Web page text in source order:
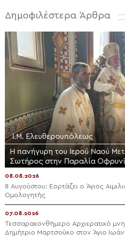
Δημοφιλέστερα Άρθρα
Ι.Μ. Ελευθερουπόλεως
Η πανήγυρη του Ιερού Ναού
Σωτήρος στην Παραλία
08.08.2026
8 Αυγούστου: Εορτάζει ο Άγιος
Ομολογητής
07.08.2026
Τεσσαρακονθήμερο Αρχιερατικό
Δημήτριο Μαρτσούκο στον Άγιο